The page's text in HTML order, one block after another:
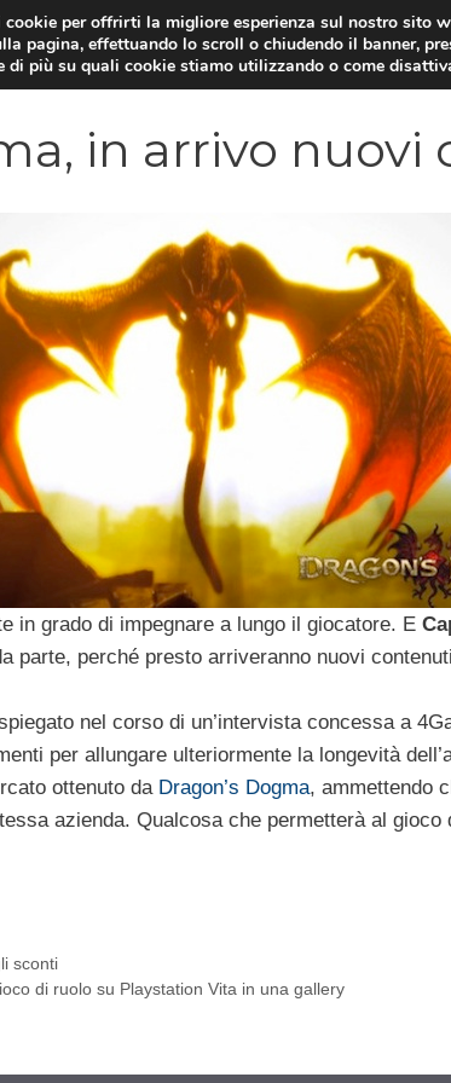
in arrivo
in grado di impegnare a lungo il giocatore. E
parte, perché presto arriveranno nuovi
nel corso di un’intervista concessa a
per allungare ulteriormente la longevità
ottenuto da Dragon’s Dogma, ammettendo
azienda. Qualcosa che permetterà al gioco
sconti
di ruolo su Playstation Vita in una gallery
per offrirti la migliore esperienza sul nostro sito
pagina, effettuando lo scroll o chiudendo il banner,
di più su quali cookie stiamo utilizzando o come